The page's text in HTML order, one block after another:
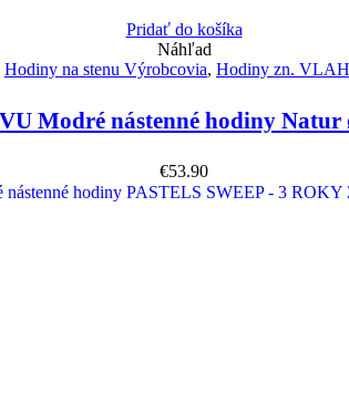
Pridať do košíka
Náhľad
Hodiny na stenu Výrobcovia, Hodiny zn.
Modré nástenné hodiny Natur
€53.90